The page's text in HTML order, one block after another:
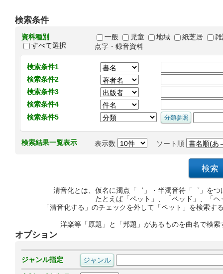
検索条件
資料種別
すべて選択
一般 児童 地域 紙芝居
点字・録音資料
検索条件1
検索条件2
検索条件3
検索条件4
検索条件5
検索結果一覧表示 表示数 ソート順
清音化とは、仮名に濁点「゛」・半濁音符「゜」を
たとえば「ペット」、「ベッド」、「
「清音化する」のチェックを外して「ペット」を検索
洋楽等「原題」と「邦題」があるものを曲名で検
オプション
ジャンル指定